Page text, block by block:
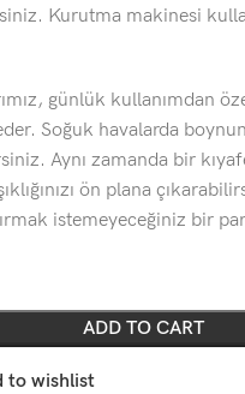
Kurutma makinesi
günlük kullanımdan
Soğuk havalarda
Aynı zamanda bir
ön plana
istemeyeceğiniz bir
ADD TO CART
to wishlist